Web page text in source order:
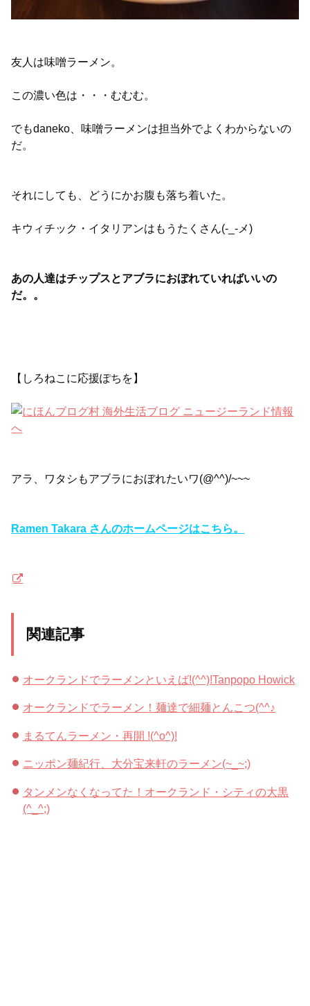
友人は味噌ラーメン。
この濃い色は・・・むむむ。
でもdaneko、味噌ラーメンは担当外でよくわからないの
だ。
それにしても、どうにかお腹も落ち着いた。
キウィチック・イタリアンはもうたくさん(-_-メ)
あの人達はチップスとアブラにおぼれていればいいの
だ。。
【しろねこに応援ぽちを】
アラ、ワタシもアブラにおぼれたいワ(@^^)/~~~
Ramen Takara さんのホームページはこちら。
関連記事
オークランドでラーメンといえば!(^^)!Tanpopo Howick
オークランドでラーメン！麺達で細麺とんこつ(^^♪
まるてんラーメン・再開 !(^o^)!
ニッポン麺紀行、大分宝来軒のラーメン(~_~;)
タンメンなくなってた！オークランド・シティの大黒
(^_^;)